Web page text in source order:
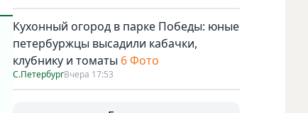
Кухонный огород в парке Победы: юные
петербуржцы высадили кабачки,
клубнику и томаты 6 Фото
С.ПетербургВчера 17:53